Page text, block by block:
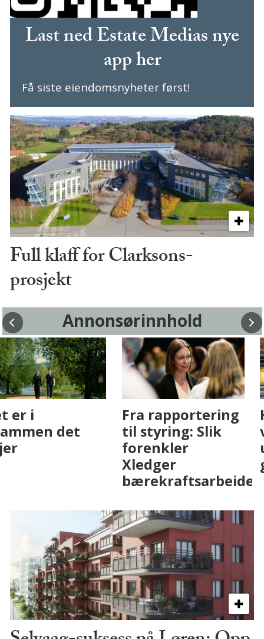
Last ned Estate Medias nye
app her
Få siste eiendomsnyheter først!
Full klaff for Clarksons-
prosjekt
Annonsørinnhold
Fenistra endrer
eiendomsbransjen
med AI. Slik ser vi
Det er i
Drammen det
skjer